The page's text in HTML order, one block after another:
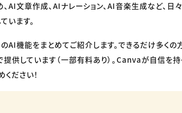
AI文章作成、AIナレーション、AI音楽生成など、日
います。
機能をまとめてご紹介します。できるだけ多くの
供しています（一部有料あり）。Canvaが自信を
ださい！